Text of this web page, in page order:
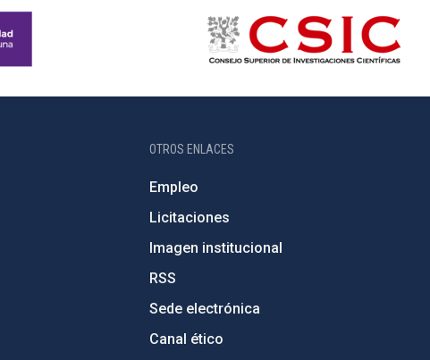
OTROS ENLACES
Empleo
Licitaciones
Imagen institucional
RSS
Sede electrónica
Canal ético